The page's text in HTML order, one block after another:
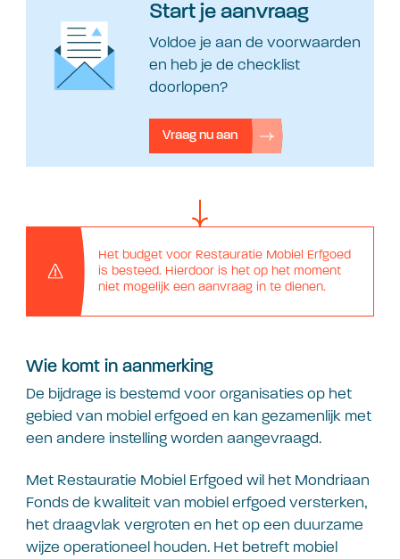
Start je aanvraag
Voldoe je aan de voorwaarden
en heb je de checklist
doorlopen?
Vraag nu aan
Het budget voor Restauratie Mobiel Erfgoed
is besteed. Hierdoor is het op het moment
niet mogelijk een aanvraag in te dienen.
Wie komt in aanmerking
De bijdrage is bestemd voor organisaties op het
gebied van mobiel erfgoed en kan gezamenlijk met
een andere instelling worden aangevraagd.
Met Restauratie Mobiel Erfgoed wil het Mondriaan
Fonds de kwaliteit van mobiel erfgoed versterken,
het draagvlak vergroten en het op een duurzame
wijze operationeel houden. Het betreft mobiel